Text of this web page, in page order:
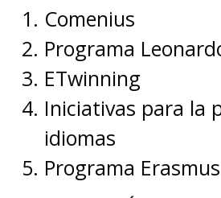
Comenius
Programa
ETwinning
Iniciativas para la
idiomas
Programa Erasmus